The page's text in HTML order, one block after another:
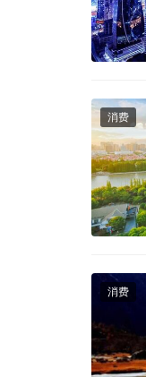
消费
消费